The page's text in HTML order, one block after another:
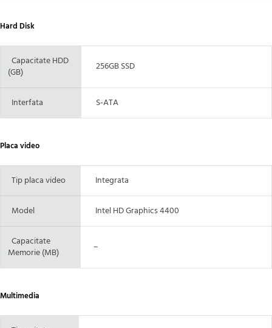
Hard Disk
Capacitate HDD
(GB)
256GB SSD
Interfata S-ATA
Placa video
Tip placa video Integrata
Model Intel HD Graphics 4400
Capacitate
Memorie (MB)
–
Multimedia